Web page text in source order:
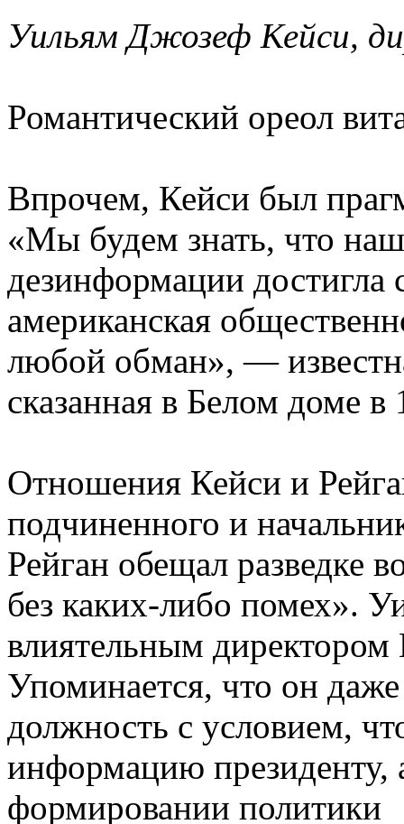
Уильям Джозеф Кейси,
Романтический ореол
Впрочем, Кейси был
«Мы будем знать, что
дезинформации достигла
американская
любой обман», —
сказанная в Белом доме в
Отношения Кейси и
подчиненного и
Рейган обещал разведке
без каких-либо помех».
влиятельным
Упоминается, что он даже
должность с условием,
информацию президенту,
формировании политики